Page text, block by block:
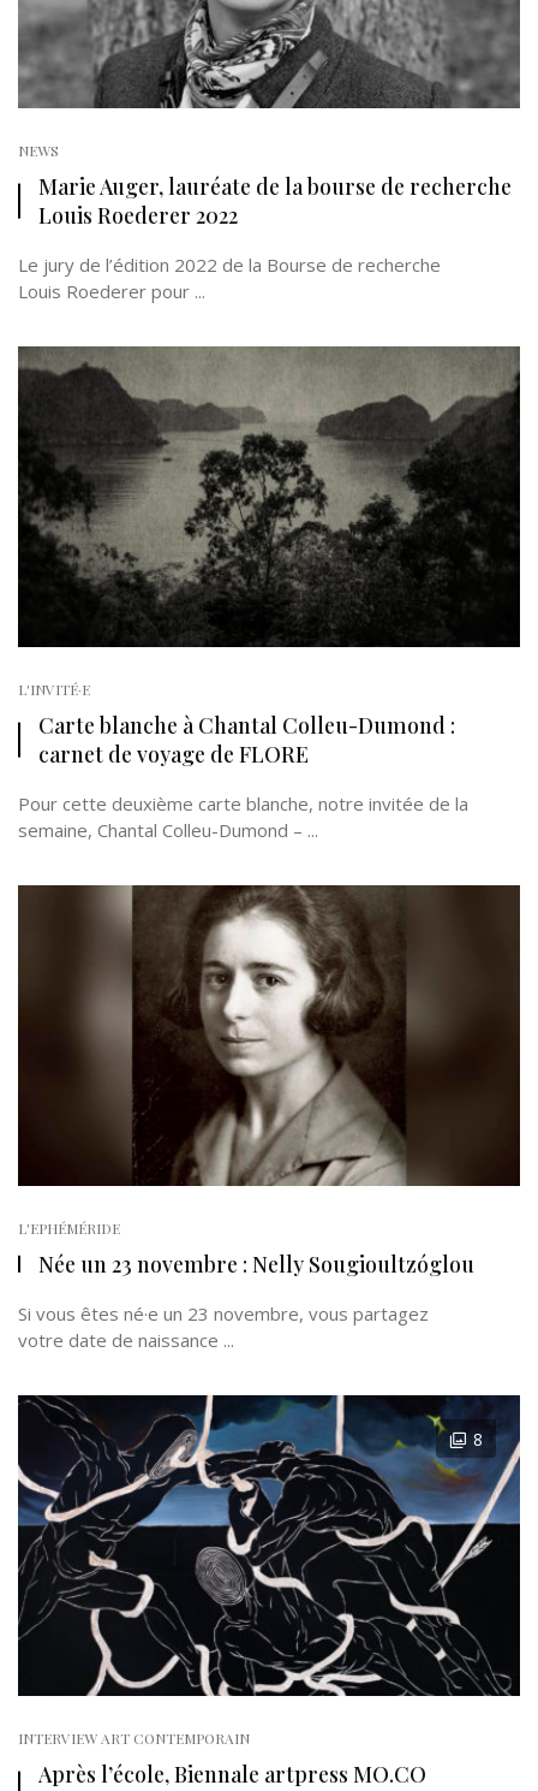
NEWS
Marie Auger, lauréate de la bourse de recherche
Louis Roederer 2022
Le jury de l’édition 2022 de la Bourse de recherche
Louis Roederer pour ...
L'INVITÉ·E
Carte blanche à Chantal Colleu-Dumond :
carnet de voyage de FLORE
Pour cette deuxième carte blanche, notre invitée de la
semaine, Chantal Colleu-Dumond – ...
L'EPHÉMÉRIDE
Née un 23 novembre : Nelly Sougioultzóglou
Si vous êtes né·e un 23 novembre, vous partagez
votre date de naissance ...
8
INTERVIEW ART CONTEMPORAIN
Après l’école, Biennale artpress MO.CO